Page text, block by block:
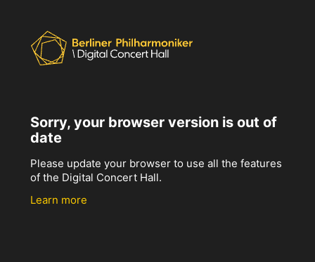
Sorry, your browser version is out of
date
Please update your browser to use all the features
of the Digital Concert Hall.
Learn more